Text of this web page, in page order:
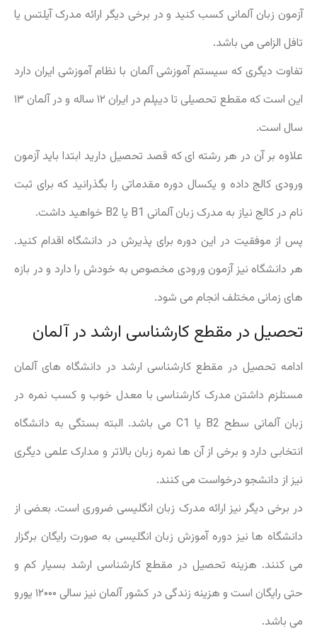
آزمون زبان آلمانی کسب کنید و در برخی دیگر ارائه مدرک آیلتس یا
تافل الزامی می باشد.
تفاوت دیگری که سیستم آموزشی آلمان با نظام آموزشی ایران دارد
این است که مقطع تحصیلی تا دیپلم در ایران ۱۲ ساله و در آلمان ۱۳
سال است.
علاوه بر آن در هر رشته ای که قصد تحصیل دارید ابتدا باید آزمون
ورودی کالج داده و یکسال دوره مقدماتی را بگذرانید که برای ثبت
نام در کالج نیاز به مدرک زبان آلمانی B1 یا B2 خواهید داشت.
پس از موفقیت در این دوره برای پذیرش در دانشگاه اقدام کنید.
هر دانشگاه نیز آزمون ورودی مخصوص به خودش را دارد و در بازه
های زمانی مختلف انجام می شود.
تحصیل در مقطع کارشناسی ارشد در آلمان
ادامه تحصیل در مقطع کارشناسی ارشد در دانشگاه های آلمان
مستلزم داشتن مدرک کارشناسی با معدل خوب و کسب نمره در
زبان آلمانی سطح B2 یا C1 می باشد. البته بستگی به دانشگاه
انتخابی دارد و برخی از آن ها نمره زبان بالاتر و مدارک علمی دیگری
نیز از دانشجو درخواست می کنند.
در برخی دیگر نیز ارائه مدرک زبان انگلیسی ضروری است. بعضی از
دانشگاه ها نیز دوره آموزش زبان انگلیسی به صورت رایگان برگزار
می کنند. هزینه تحصیل در مقطع کارشناسی ارشد بسیار کم و
حتی رایگان است و هزینه زندگی در کشور آلمان نیز سالی ۱۲۰۰۰ یورو
می باشد.